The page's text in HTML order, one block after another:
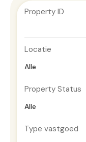
Property ID
Locatie
Alle
Property Status
Alle
Type vastgoed